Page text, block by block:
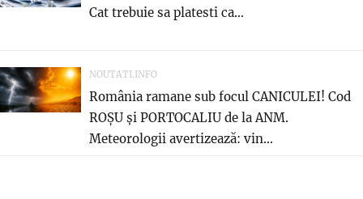
Cat trebuie sa platesti ca...
NOUTATI.INFO
România ramane sub focul CANICULEI! Cod
ROȘU și PORTOCALIU de la ANM.
Meteorologii avertizează: vin...